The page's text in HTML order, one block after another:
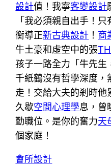
設計值！我寧客變設計
「我必須親自出手！
衡導正新古典設計 ！ 商
牛土豪和虛空中的張
孩子一路全力「牛先生
千紙鶴沒有哲學深度
走！交給大夫的剎時
久歇空間心理學息，曾
勤職位。是你的奮力天
個家庭！
會所設計